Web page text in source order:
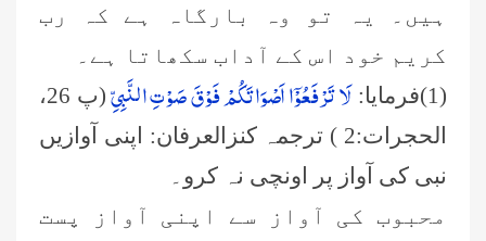
ہیں۔ یہ تو وہ بارگاہ ہے کہ رب
کریم خود اس کے آداب سکھاتا ہے۔
(1)فرمایا:
لَا تَرْفَعُوْۤا اَصْوَاتَكُمْ فَوْقَ صَوْتِ النَّبِیِّ
(پ 26،
الحجرات:2 ) ترجمہ کنزالعرفان: اپنی آوازیں
نبی کی آواز پر اونچی نہ کرو۔
محبوب کی آواز سے اپنی آواز پست